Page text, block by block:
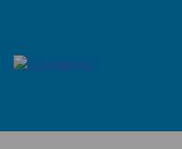
content